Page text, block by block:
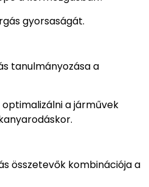
gyorsaságát.
tanulmányozása a
a járművek
összetevők kombinációja a